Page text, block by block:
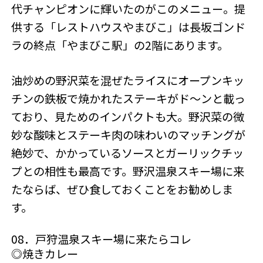
代チャンピオンに輝いたのがこのメニュー。提
供する「レストハウスやまびこ」は長坂ゴンド
ラの終点「やまびこ駅」の2階にあります。
油炒めの野沢菜を混ぜたライスにオープンキッ
チンの鉄板で焼かれたステーキがド～ンと載っ
ており、見ためのインパクトも大。野沢菜の微
妙な酸味とステーキ肉の味わいのマッチングが
絶妙で、かかっているソースとガーリックチッ
プとの相性も最高です。野沢温泉スキー場に来
たならば、ぜひ食しておくことをお勧めしま
す。
08．戸狩温泉スキー場に来たらコレ
◎焼きカレー